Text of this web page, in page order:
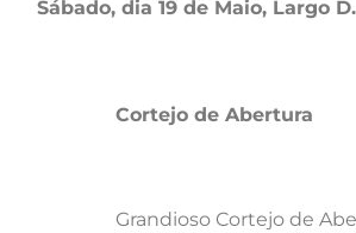
Sábado, dia 19 de Maio, Largo
Cortejo de Abertura
Grandioso Cortejo de